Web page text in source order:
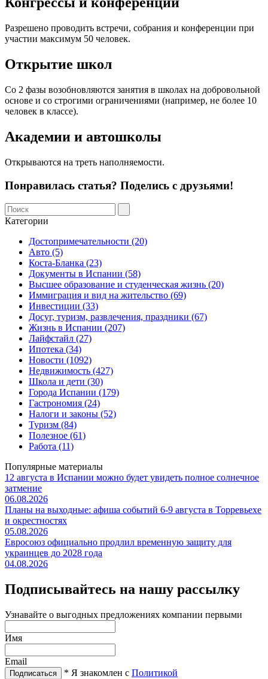
Разрешено проводить встречи, собрания и конференции при
участии максимум 50 человек.
Открытие школ
Со 2 фазы возобновляются занятия в школах на добровольной
основе и со строгими ограничениями (например, не более 10
человек в классе).
Академии и автошколы
Открываются на треть наполняемости.
Понравилась статья? Поделись с друзьями!
Категории
Достопримечательности (20)
Авто (5)
Коста-Бланка (23)
Документы в Испании (58)
Высшее образование и студенческая жизнь (20)
Иммиграция и вид на жительство (69)
Инвестиции (33)
Досуг, туризм, развлечения, праздники (67)
Жизнь в Испании (207)
Лайфстайл (27)
Ипотека (34)
Новости (1092)
Недвижимость (427)
Школа и дети (30)
Города Испании (179)
Гастрономия (24)
Налоги и законы (52)
Туризм (84)
Полезное (61)
Работа (11)
Популярные материалы
12 августа в Испании можно будет увидеть полное солнечное
затмение
06.08.2026
Планы на выходные: афиша событий 6-9 августа в Торревьехе
и окрестностях
05.08.2026
Евросоюз официально продлил временную защиту для
украинцев до 2028 года
04.08.2026
Подписывайтесь на нашу рассылку
Узнавайте о выгодных предложениях компании первыми
Имя
Email
* Я знакомлен с Политикой